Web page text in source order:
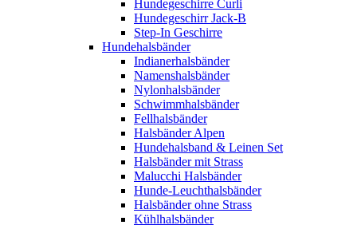
Hundegeschirre Curli
Hundegeschirr Jack-B
Step-In Geschirre
Hundehalsbänder
Indianerhalsbänder
Namenshalsbänder
Nylonhalsbänder
Schwimmhalsbänder
Fellhalsbänder
Halsbänder Alpen
Hundehalsband & Leinen Set
Halsbänder mit Strass
Malucchi Halsbänder
Hunde-Leuchthalsbänder
Halsbänder ohne Strass
Kühlhalsbänder